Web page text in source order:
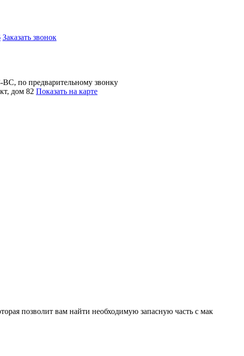
Заказать звонок
по предварительному звонку
дом 82 Показать на карте
позволит вам найти необходимую запасную часть с мак